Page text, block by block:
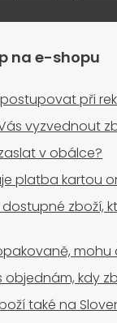
na e-shopu
při
vyzvednout
v obálce?
platba kartou
zboží,
mohu
objednám, kdy
také na